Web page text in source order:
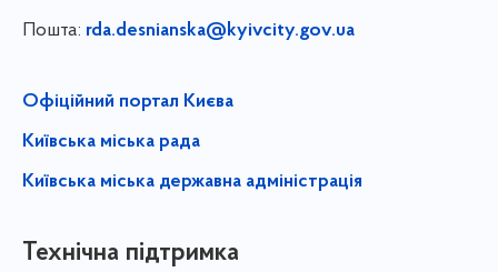
Пошта: rda.desnianska@kyivcity.gov.ua
Офіційний портал Києва
Київська міська рада
Київська міська державна адміністрація
Технічна підтримка